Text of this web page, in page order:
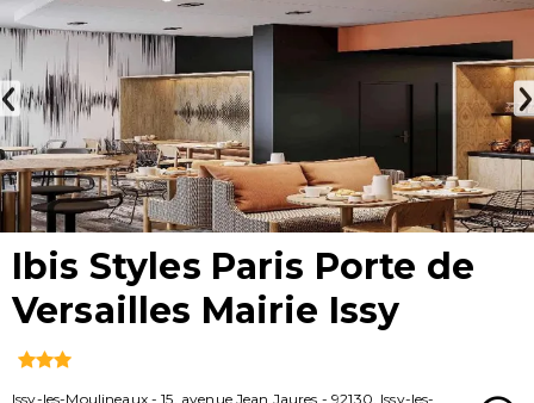
Ibis Styles Paris Porte de
Versailles Mairie Issy
Issy-les-Moulineaux-15, avenue Jean Jaures -92130, Issy-les-